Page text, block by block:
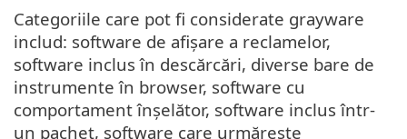
Categoriile care pot fi considerate grayware
includ: software de afișare a reclamelor,
software inclus în descărcări, diverse bare de
instrumente în browser, software cu
comportament înșelător, software inclus într-
un pachet, software care urmărește